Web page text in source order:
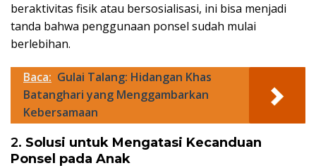
beraktivitas fisik atau bersosialisasi, ini bisa menjadi
tanda bahwa penggunaan ponsel sudah mulai
berlebihan.
Baca: Gulai Talang: Hidangan Khas
Batanghari yang Menggambarkan
Kebersamaan
2. Solusi untuk Mengatasi Kecanduan
Ponsel pada Anak